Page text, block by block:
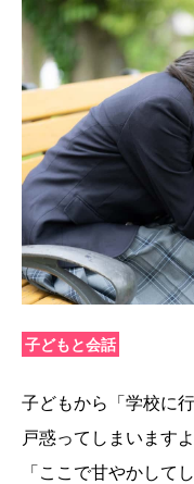
子どもと会話
子どもから「学校に
戸惑ってしまいますよ
「ここで甘やかして